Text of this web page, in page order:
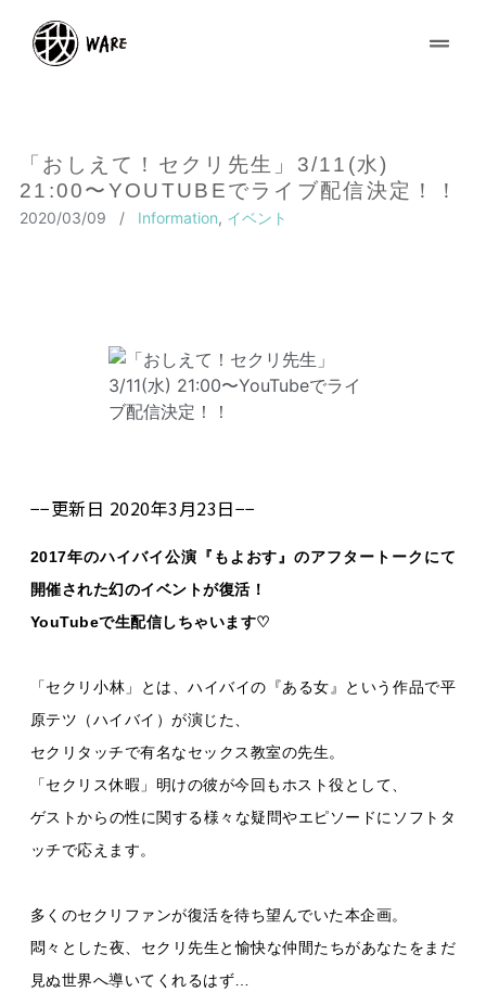
「おしえて！セクリ先生」3/11(水)
21:00〜YOUTUBEでライブ配信決定！！
2020/03/09 / Information, イベント
−−更新日 2020年3月23日−−
2017年のハイバイ公演『もよおす』のアフタートークにて
開催された幻のイベントが復活！
YouTubeで生配信しちゃいます♡
「セクリ小林」とは、ハイバイの『ある女』という作品で平
原テツ（ハイバイ）が演じた、
セクリタッチで有名なセックス教室の先生。
「セクリス休暇」明けの彼が今回もホスト役として、
ゲストからの性に関する様々な疑問やエピソードにソフトタ
ッチで応えます。
多くのセクリファンが復活を待ち望んでいた本企画。
悶々とした夜、セクリ先生と愉快な仲間たちがあなたをまだ
見ぬ世界へ導いてくれるはず…